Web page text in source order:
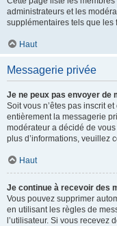
administrateurs et les
supplémentaires tels que les
Haut
Messagerie privée
Je ne peux pas envoyer de
Soit vous n’êtes pas inscrit
entièrement la messagerie
modérateur a décidé de
plus d’informations, veuillez
Haut
Je continue à recevoir des
Vous pouvez supprimer
en utilisant les règles de
l’utilisateur. Si vous recevez